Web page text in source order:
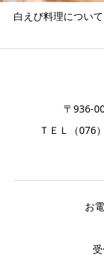
富山湾づくしの海鮮
〒936-
ＴＥＬ（
お